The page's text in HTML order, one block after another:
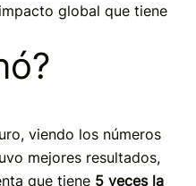
global que tiene
viendo los números
mejores resultados,
que tiene 5 veces la